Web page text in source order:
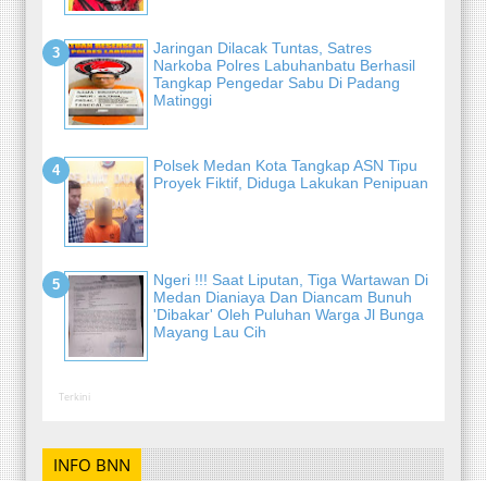
Jaringan Dilacak Tuntas, Satres
Narkoba Polres Labuhanbatu Berhasil
Tangkap Pengedar Sabu Di Padang
Matinggi
Polsek Medan Kota Tangkap ASN Tipu
Proyek Fiktif, Diduga Lakukan Penipuan
Ngeri !!! Saat Liputan, Tiga Wartawan Di
Medan Dianiaya Dan Diancam Bunuh
'Dibakar' Oleh Puluhan Warga Jl Bunga
Mayang Lau Cih
Terkini
INFO BNN